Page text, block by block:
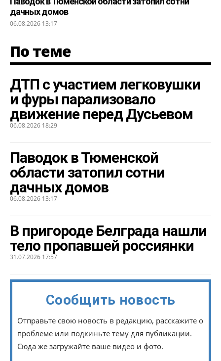
дачных домов
06.08.2026 13:17
По теме
ДТП с участием легковушки
и фуры парализовало
движение перед Дусьевом
06.08.2026 18:29
Паводок в Тюменской
области затопил сотни
дачных домов
06.08.2026 13:17
В пригороде Белграда нашли
тело пропавшей россиянки
31.07.2026 17:57
Сообщить новость
Отправьте свою новость в редакцию, расскажите о
проблеме или подкиньте тему для публикации.
Сюда же загружайте ваше видео и фото.